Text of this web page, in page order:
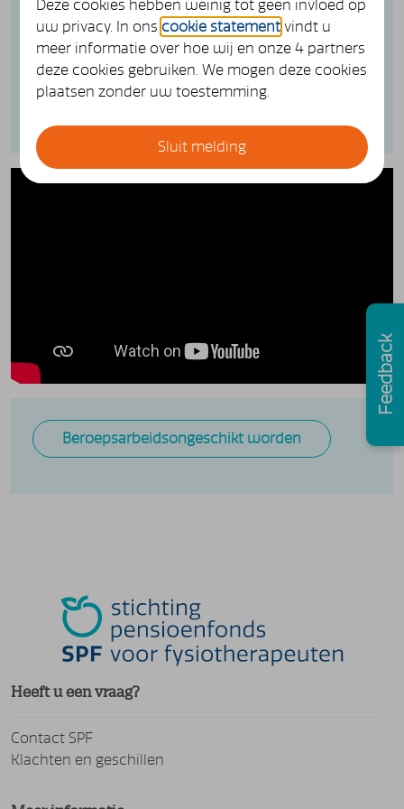
SPF verzorgt de pensioenregeling. We hebben
daarover video's voor u gemaakt. Deze animatie
gaat over wat er met uw pensioen gebeurt als u
beroepsarbeidsongeschikt wordt. Dat betekent
Beroepsarbeidsongeschikt worden
Heeft u een vraag?
Contact SPF
Klachten en geschillen
Feedback
Deze cookies hebben weinig tot geen invloed op
uw privacy. In onscookie statement vindt u
meer informatie over hoe wij en onze 4 partners
deze cookies gebruiken. We mogen deze cookies
plaatsen zonder uw toestemming.
Sluit melding